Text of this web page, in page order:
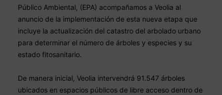
Público Ambiental, (EPA) acompañamos a Veolia al
anuncio de la implementación de esta nueva etapa que
incluye la actualización del catastro del arbolado urbano
para determinar el número de árboles y especies y su
estado fitosanitario.
De manera inicial, Veolia intervendrá 91.547 árboles
ubicados en espacios públicos de libre acceso dentro de